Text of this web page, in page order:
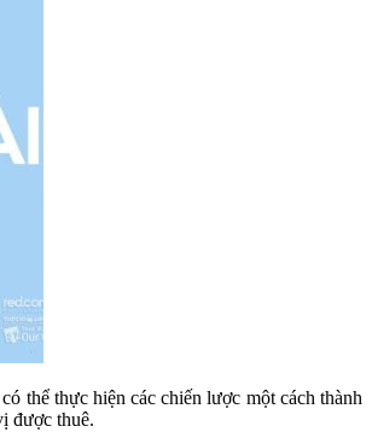
thể thực hiện các chiến lược một cách thành
được thuê.